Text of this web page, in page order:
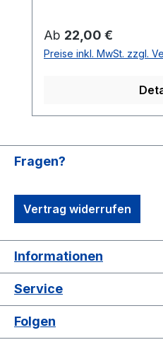
Regulärer Preis:
Ab 22,00 €
Preise inkl. MwSt. zzgl.
Fragen?
Vertrag widerrufen
Informationen
Service
Folgen